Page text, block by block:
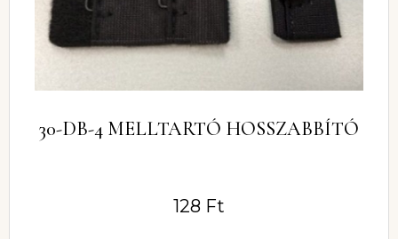
30-DB-4 MELLTARTÓ HOSSZABBÍTÓ
128 Ft